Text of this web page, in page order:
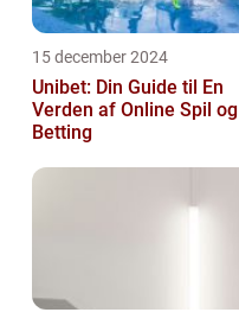
15 december 2024
Unibet: Din Guide til En
Verden af Online Spil og
Betting